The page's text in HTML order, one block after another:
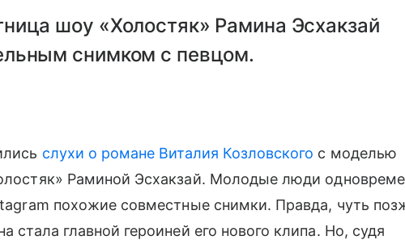
шоу «Холостяк» Рамина Эсхакзай
снимком с певцом.
слухи о романе Виталия Козловского с моделью
Раминой Эсхакзай. Молодые люди
похожие совместные снимки. Правда, чуть
стала главной героиней его нового клипа. Но, судя